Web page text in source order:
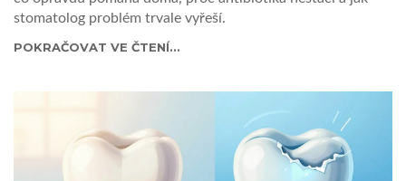
stomatolog problém trvale vyřeší.
POKRAČOVAT VE ČTENÍ...